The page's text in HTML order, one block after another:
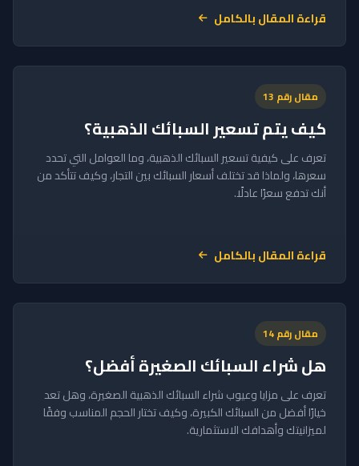
قراءة المقال بالكامل
مقال رقم 13
كيف يتم تسعير السبائك الذهبية؟
تعرف على كيفية تسعير السبائك الذهبية، وما العوامل التي تحدد
سعرها، ولماذا قد تختلف أسعار السبائك بين التجار، وكيف تتأكد من
أنك تدفع سعرًا عادلًا.
قراءة المقال بالكامل
مقال رقم 14
هل شراء السبائك الصغيرة أفضل؟
تعرف على مزايا وعيوب شراء السبائك الذهبية الصغيرة، وهل تعد
خيارًا أفضل من السبائك الكبيرة، وكيف تختار الحجم المناسب وفقًا
لميزانيتك وأهدافك الاستثمارية.